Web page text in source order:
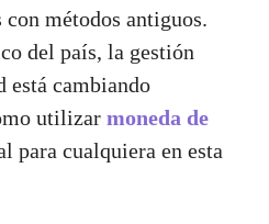
métodos antiguos.
del país, la gestión
está cambiando
utilizar moneda de
para cualquiera en esta